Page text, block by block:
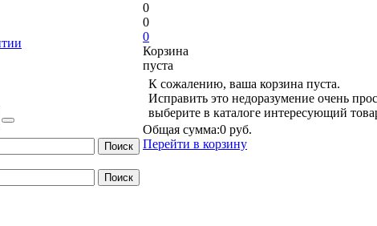
0
0
0
Корзина
пуста
К сожалению, ваша корзина пуста.
Исправить это недоразумение очень
выберите в каталоге интересующий
Общая сумма:0 руб.
Перейти в корзину